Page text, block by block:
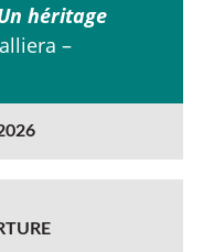
héritage
–